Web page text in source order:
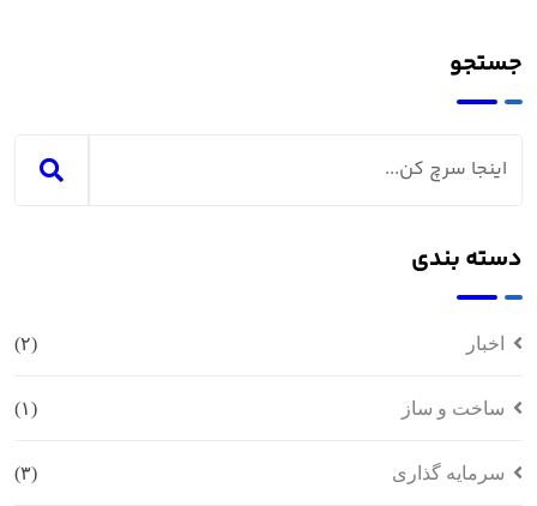
جستجو
دسته بندی
اخبار (۲)
ساخت و ساز (۱)
سرمایه گذاری (۳)